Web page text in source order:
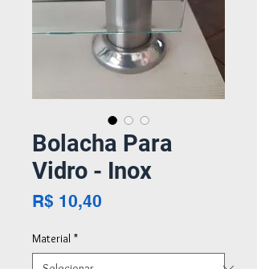
Bolacha Para
Vidro - Inox
R$ 10,40
Material *